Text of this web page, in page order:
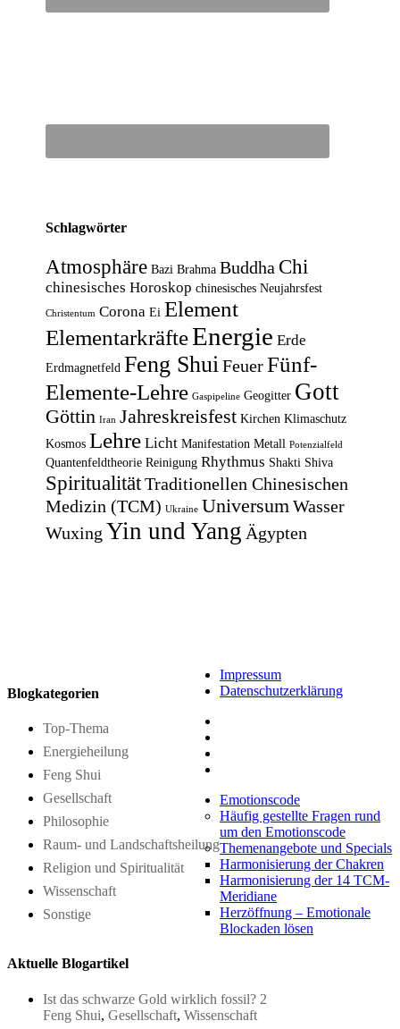
Schlagwörter
Atmosphäre Bazi Brahma Buddha Chi
chinesisches Horoskop chinesisches Neujahrsfest
Christentum Corona Ei Element
ElementarkräfteEnergie Erde
Erdmagnetfeld Feng Shui Feuer Fünf-
Elemente-Lehre Gaspipeline Geogitter Gott
Göttin Iran Jahreskreisfest Kirchen Klimaschutz
Kosmos Lehre Licht Manifestation Metall Potenzialfeld
Quantenfeldtheorie Reinigung Rhythmus Shakti Shiva
Spiritualität Traditionellen Chinesischen
Medizin (TCM) Ukraine Universum Wasser
Wuxing Yin und Yang Ägypten
Blogkategorien
Top-Thema
Energieheilung
Feng Shui
Gesellschaft
Philosophie
Raum- und Landschaftsheilung
Religion und Spiritualität
Wissenschaft
Sonstige
Aktuelle Blogartikel
Ist das schwarze Gold wirklich fossil? 2
Feng Shui, Gesellschaft, Wissenschaft
Impressum
Datenschutzerklärung
Emotionscode
Häufig gestellte Fragen rund
um den Emotionscode
Themenangebote und Specials
Harmonisierung der Chakren
Harmonisierung der 14 TCM-
Meridiane
Herzöffnung – Emotionale
Blockaden lösen